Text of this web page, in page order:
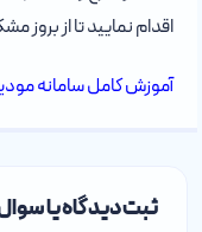
اقدام نمایید تا از بروز
آموزش کامل سامانه
ثبت دیدگاه یا